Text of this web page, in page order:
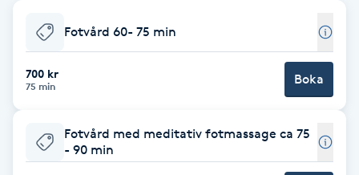
Babylights
Balayage
Barber
Fotvård 60- 75 min
700 kr
75 min Boka
Fotvård med meditativ fotmassage ca 75
- 90 min